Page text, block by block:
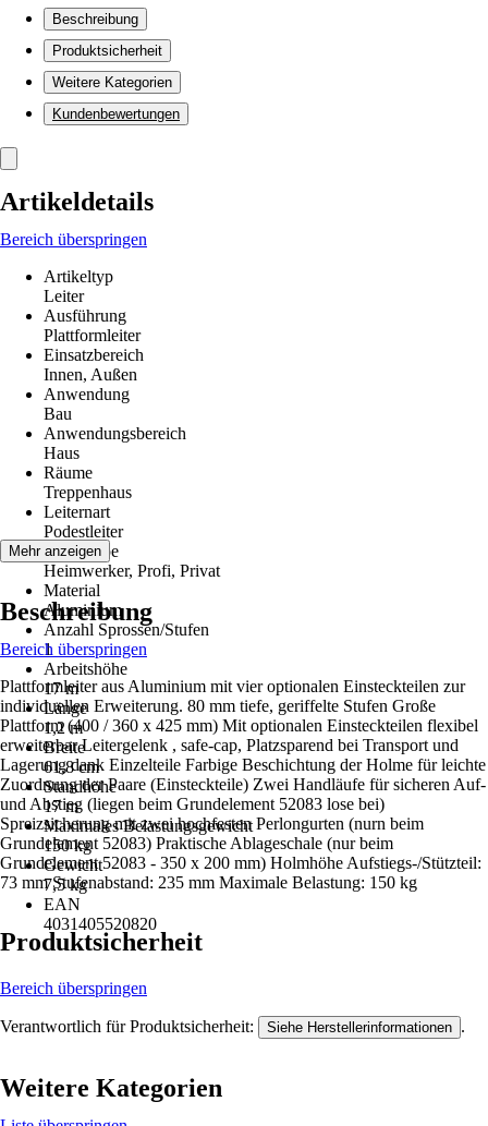
Beschreibung
Produktsicherheit
Weitere Kategorien
Kundenbewertungen
Artikeldetails
Bereich überspringen
Artikeltyp
Leiter
Ausführung
Plattformleiter
Einsatzbereich
Innen, Außen
Anwendung
Bau
Anwendungsbereich
Haus
Räume
Treppenhaus
Leiternart
Podestleiter
Zielgruppe
Heimwerker, Profi, Privat
Material
Aluminium
Anzahl Sprossen/Stufen
1
Arbeitshöhe
17 m
Länge
1,2 m
Breite
61,8 cm
Standhöhe
17 m
Maximales Belastungsgewicht
150 kg
Gewicht
7,5 kg
EAN
4031405520820
Mehr anzeigen
Beschreibung
Bereich überspringen
Plattformleiter aus Aluminium mit vier optionalen Einsteckteilen zur
individuellen Erweiterung. 80 mm tiefe, geriffelte Stufen Große
Plattform (400 / 360 x 425 mm) Mit optionalen Einsteckteilen flexibel
erweiterbar Leitergelenk , safe-cap, Platzsparend bei Transport und
Lagerung dank Einzelteile Farbige Beschichtung der Holme für leichte
Zuordnung der Paare (Einsteckteile) Zwei Handläufe für sicheren Auf-
und Abstieg (liegen beim Grundelement 52083 lose bei)
Spreizsicherung mit zwei hochfesten Perlongurten (nurn beim
Grundelement 52083) Praktische Ablageschale (nur beim
Grundelement 52083 - 350 x 200 mm) Holmhöhe Aufstiegs-/Stützteil:
73 mm Stufenabstand: 235 mm Maximale Belastung: 150 kg
Produktsicherheit
Bereich überspringen
Verantwortlich für Produktsicherheit: Siehe Herstellerinformationen .
Weitere Kategorien